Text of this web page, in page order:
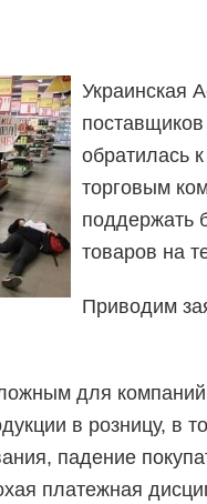
Украинская
поставщиков
обратилась
торговым
поддержать
товаров на
Приводим
для
в розницу, в
падение
платежная